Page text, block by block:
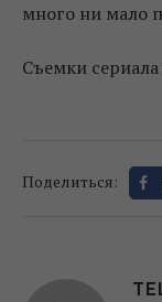
много ни мало
Съемки
Поделиться: